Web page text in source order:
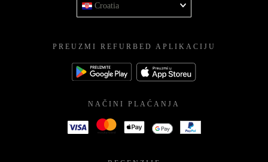
Croatia
PREUZMI REFURBED APLIKACIJU
NAČINI PLAĆANJA